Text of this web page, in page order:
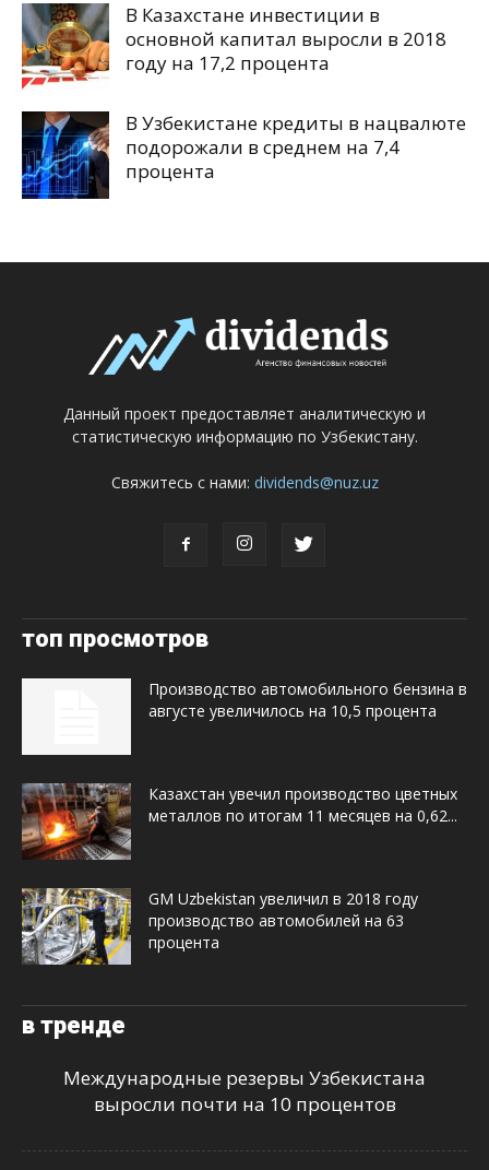
В Казахстане инвестиции в
основной капитал выросли в 2018
году на 17,2 процента
В Узбекистане кредиты в нацвалюте
подорожали в среднем на 7,4
процента
Данный проект предоставляет аналитическую и
статистическую информацию по Узбекистану.
Свяжитесь с нами: dividends@nuz.uz
топ просмотров
Производство автомобильного бензина в
августе увеличилось на 10,5 процента
Казахстан увечил производство цветных
металлов по итогам 11 месяцев на 0,62...
GM Uzbekistan увеличил в 2018 году
производство автомобилей на 63
процента
в тренде
Международные резервы Узбекистана
выросли почти на 10 процентов